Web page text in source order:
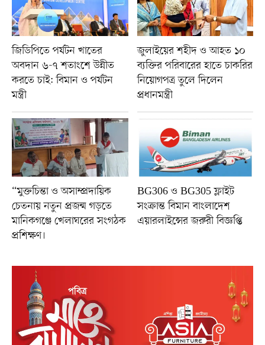
জিডিপিতে পর্যটন খাতের
অবদান ৬-৭ শতাংশে উন্নীত
করতে চাই: বিমান ও পর্যটন
মন্ত্রী
জুলাইয়ের শহীদ ও আহত ১০
ব্যক্তির পরিবারের হাতে চাকরির
নিয়োগপত্র তুলে দিলেন
প্রধানমন্ত্রী
“মুক্তচিন্তা ও অসাম্প্রদায়িক
চেতনায় নতুন প্রজন্ম গড়তে
মানিকগঞ্জে খেলাঘরের সংগঠক
প্রশিক্ষণ।
BG306 ও BG305 ফ্লাইট
সংক্রান্ত বিমান বাংলাদেশ
এয়ারলাইন্সের জরুরী বিজ্ঞপ্তি